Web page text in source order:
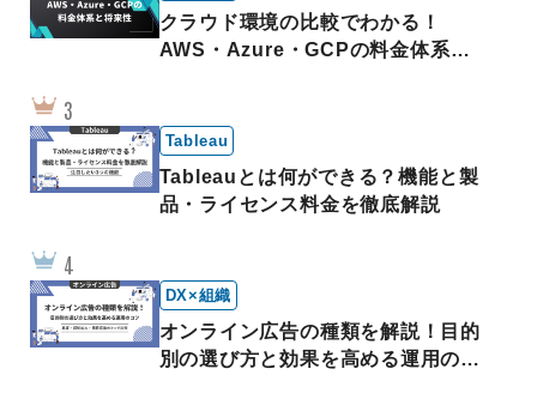
クラウド環境の比較でわかる！
AWS・Azure・GCPの料金体系と
Tableau
Tableauとは何ができる？機能と製
品・ライセンス料金を徹底解説
DX×組織
オンライン広告の種類を解説！目的
別の選び方と効果を高める運用のコ